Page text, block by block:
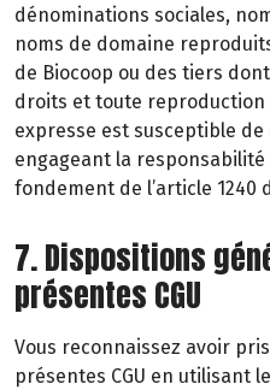
dénominations sociales,
noms de domaine
de Biocoop ou des tiers
droits et toute
expresse est susceptible
engageant la
fondement de l’article 1240
7. Dispositions
présentes CGU
Vous reconnaissez avoir
présentes CGU en utilisant